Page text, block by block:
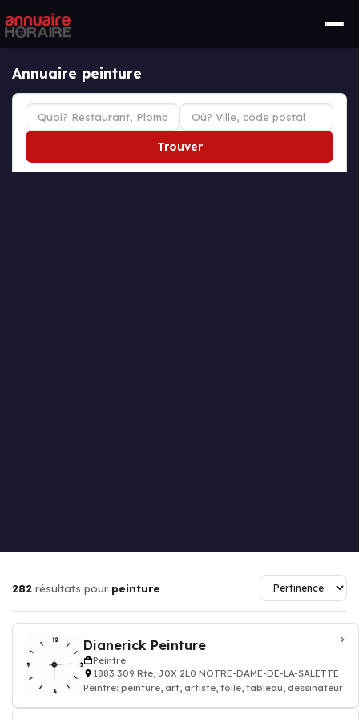
Annuaire peinture
Trouver
282 résultats pour peinture
Dianerick Peinture
Peintre
1883 309 Rte, J0X 2L0 NOTRE-DAME-DE-LA-SALETTE
Peintre: peinture, art, artiste, toile, tableau, dessinateur